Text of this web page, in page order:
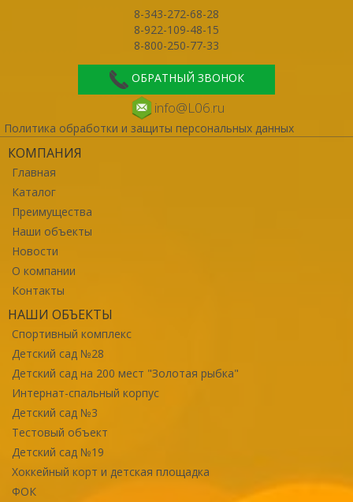
8-343-272-68-28
8-922-109-48-15
8-800-250-77-33
ОБРАТНЫЙ ЗВОНОК
info@L06.ru
Политика обработки и защиты персональных данных
КОМПАНИЯ
Главная
Каталог
Преимущества
Наши объекты
Новости
О компании
Контакты
НАШИ ОБЪЕКТЫ
Спортивный комплекс
Детский сад №28
Детский сад на 200 мест "Золотая рыбка"
Интернат-спальный корпус
Детский сад №3
Тестовый объект
Детский сад №19
Хоккейный корт и детская площадка
ФОК